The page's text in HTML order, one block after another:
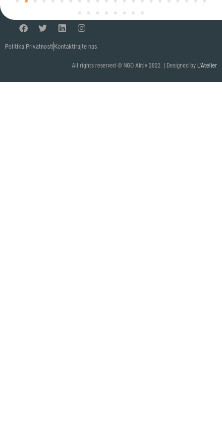
Politika Privatnosti Kontaktirajte nas
All rights reserved © NGO Aktiv 2022 | Designed by L’Atelier